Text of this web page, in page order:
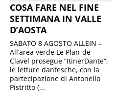
COSA FARE NEL FINE
SETTIMANA IN VALLE
D’AOSTA
SABATO 8 AGOSTO ALLEIN –
All’area verde Le Plan-de-
Clavel prosegue “ItinerDante”,
le letture dantesche, con la
partecipazione di Antonello
Pistritto (...